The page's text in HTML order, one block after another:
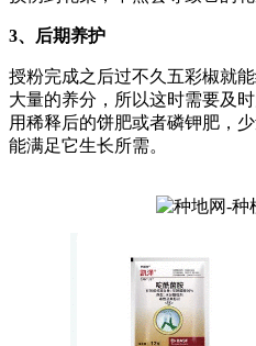
3、后期养护
授粉完成之后过不久五彩椒就
大量的养分，所以这时需要及
用稀释后的饼肥或者磷钾肥，
能满足它生长所需。